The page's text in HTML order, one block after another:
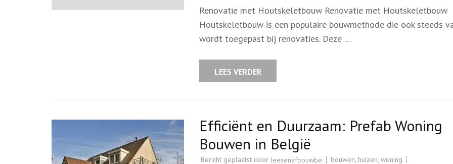
met
Duurzaamheid
Renovatie met Houtskeletbouw Renovatie met Houtskeletbouw
Houtskeletbouw is een populaire bouwmethode die ook steeds
wordt toegepast bij renovaties. Deze …
LEES VERDER
Efficiënt en Duurzaam: Prefab Woning
Bouwen in België
Bericht geplaatst door leesenafbouwbe bouwen, huizen, woning